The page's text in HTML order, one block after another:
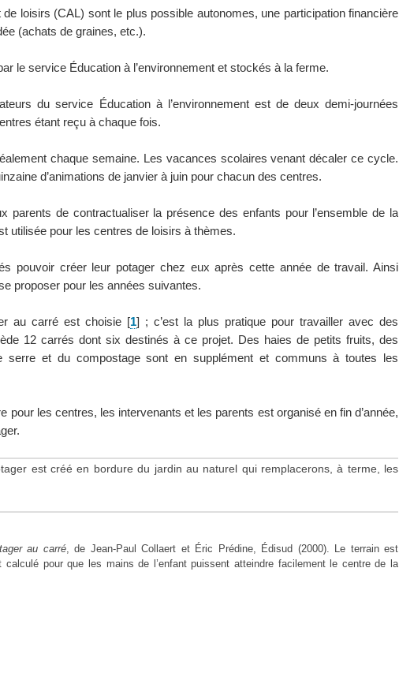
de loisirs (CAL) sont le plus possible autonomes, une participation financière
(achats de graines, etc.).
le service Éducation à l’environnement et stockés à la ferme.
du service Éducation à l’environnement est de deux demi-journées
étant reçu à chaque fois.
chaque semaine. Les vacances scolaires venant décaler ce cycle.
d’animations de janvier à juin pour chacun des centres.
parents de contractualiser la présence des enfants pour l’ensemble de la
utilisée pour les centres de loisirs à thèmes.
pouvoir créer leur potager chez eux après cette année de travail. Ainsi
proposer pour les années suivantes.
au carré est choisie [1] ; c’est la plus pratique pour travailler avec des
12 carrés dont six destinés à ce projet. Des haies de petits fruits, des
serre et du compostage sont en supplément et communs à toutes les
pour les centres, les intervenants et les parents est organisé en fin d’année,
est créé en bordure du jardin au naturel qui remplacerons, à terme, les
au carré, de Jean-Paul Collaert et Éric Prédine, Édisud (2000). Le terrain est
pour que les mains de l’enfant puissent atteindre facilement le centre de la